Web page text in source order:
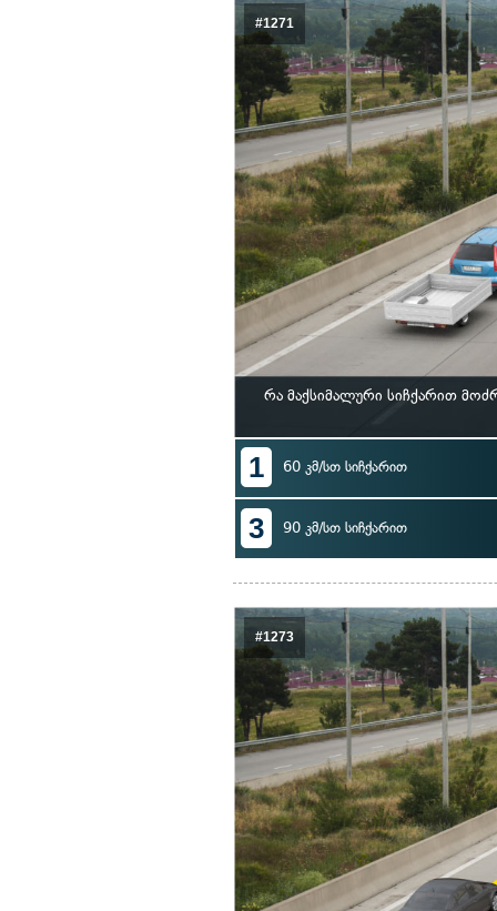
#1271
რა მაქსიმალური სიჩქარით
1 60 კმ/სთ სიჩქარით
3 90 კმ/სთ სიჩქარით
#1273